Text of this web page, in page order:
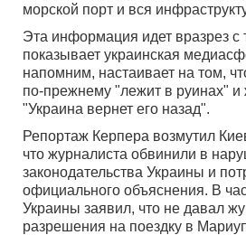
морской порт и вся
Эта информация идет вразрез с
показывает украинская
напомним, настаивает на том,
по-прежнему "лежит в руинах" и
"Украина вернет его назад".
Репортаж Керпера возмутил
что журналиста обвинили в
законодательства Украины и
официального объяснения. В
Украины заявил, что не давал
разрешения на поездку в